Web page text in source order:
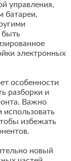
управления,
батареи,
быть
электронных
особенности
разборки и
Важно
использовать
избежать
новый